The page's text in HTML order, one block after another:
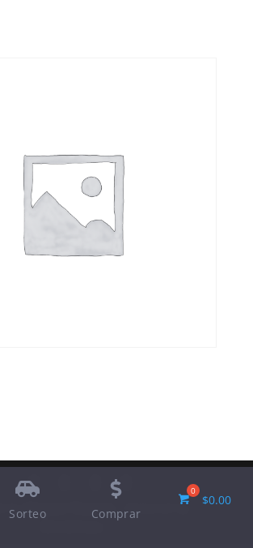
byElegant Themes| Powered by
Sorteo Comprar
$0.00